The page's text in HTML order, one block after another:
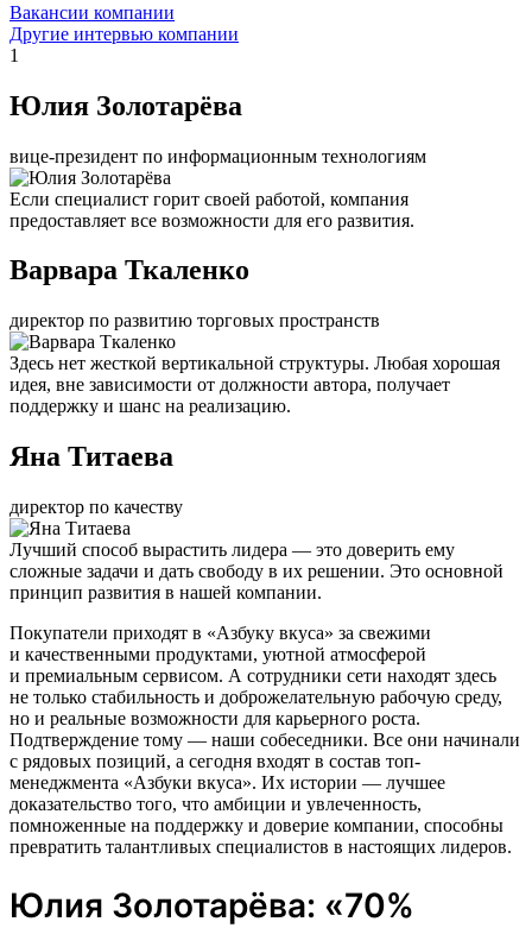
Вакансии компании
Другие интервью компании
1
Юлия Золотарёва
вице-президент по информационным технологиям
Если специалист горит своей работой, компания
предоставляет все возможности для его развития.
Варвара Ткаленко
директор по развитию торговых пространств
Здесь нет жесткой вертикальной структуры. Любая хорошая
идея, вне зависимости от должности автора, получает
поддержку и шанс на реализацию.
Яна Титаева
директор по качеству
Лучший способ вырастить лидера — это доверить ему
сложные задачи и дать свободу в их решении. Это основной
принцип развития в нашей компании.
Покупатели приходят в «Азбуку вкуса» за свежими
и качественными продуктами, уютной атмосферой
и премиальным сервисом. А сотрудники сети находят здесь
не только стабильность и доброжелательную рабочую среду,
но и реальные возможности для карьерного роста.
Подтверждение тому — наши собеседники. Все они начинали
с рядовых позиций, а сегодня входят в состав топ-
менеджмента «Азбуки вкуса». Их истории — лучшее
доказательство того, что амбиции и увлеченность,
помноженные на поддержку и доверие компании, способны
превратить талантливых специалистов в настоящих лидеров.
Юлия Золотарёва: «70%